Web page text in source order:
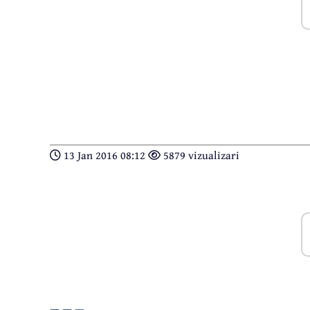
13 Jan 2016 08:12 5879 vizualizari